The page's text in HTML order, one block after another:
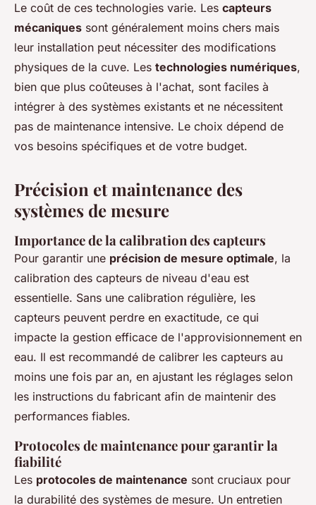
Le coût de ces technologies varie. Les capteurs
mécaniques sont généralement moins chers mais
leur installation peut nécessiter des modifications
physiques de la cuve. Les technologies numériques,
bien que plus coûteuses à l'achat, sont faciles à
intégrer à des systèmes existants et ne nécessitent
pas de maintenance intensive. Le choix dépend de
vos besoins spécifiques et de votre budget.
Précision et maintenance des
systèmes de mesure
Importance de la calibration des capteurs
Pour garantir une précision de mesure optimale, la
calibration des capteurs de niveau d'eau est
essentielle. Sans une calibration régulière, les
capteurs peuvent perdre en exactitude, ce qui
impacte la gestion efficace de l'approvisionnement en
eau. Il est recommandé de calibrer les capteurs au
moins une fois par an, en ajustant les réglages selon
les instructions du fabricant afin de maintenir des
performances fiables.
Protocoles de maintenance pour garantir la
fiabilité
Les protocoles de maintenance sont cruciaux pour
la durabilité des systèmes de mesure. Un entretien